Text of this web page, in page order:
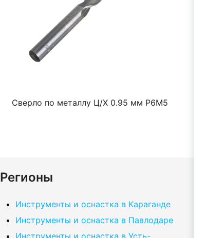
Сверло по металлу Ц/Х 0.95 мм Р6М5
Регионы
Инструменты и оснастка в Караганде
Инструменты и оснастка в Павлодаре
Инструменты и оснастка в Усть-